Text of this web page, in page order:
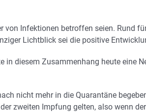
von Infektionen betroffen seien. Rund
Lichtblick sei die positive
in diesem Zusammenhang heute eine
nicht mehr in die Quarantäne
zweiten Impfung gelten, also wenn